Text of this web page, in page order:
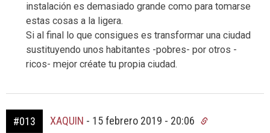
instalación es demasiado grande como para tomarse
estas cosas a la ligera.
Si al final lo que consigues es transformar una ciudad
sustituyendo unos habitantes -pobres- por otros -
ricos- mejor créate tu propia ciudad.
#013 XAQUIN - 15 febrero 2019 - 20:06